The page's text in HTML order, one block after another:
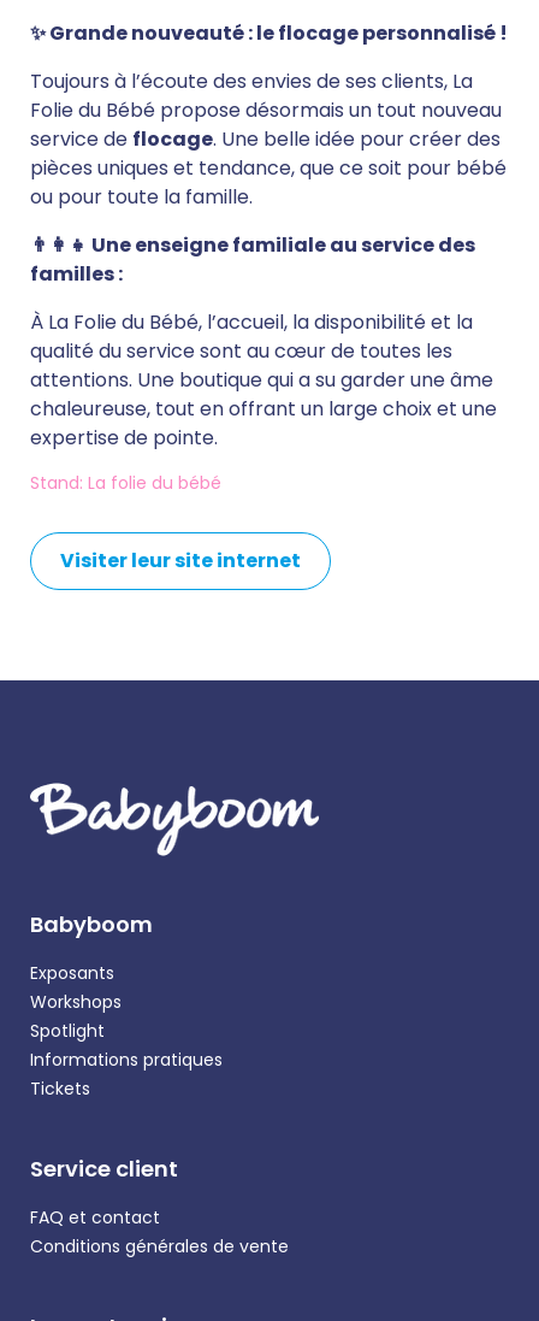
✨ Grande nouveauté : le flocage personnalisé !
Toujours à l’écoute des envies de ses clients, La
Folie du Bébé propose désormais un tout nouveau
service de flocage. Une belle idée pour créer des
pièces uniques et tendance, que ce soit pour bébé
ou pour toute la famille.
👨‍👩‍👧 Une enseigne familiale au service des
familles :
À La Folie du Bébé, l’accueil, la disponibilité et la
qualité du service sont au cœur de toutes les
attentions. Une boutique qui a su garder une âme
chaleureuse, tout en offrant un large choix et une
expertise de pointe.
Stand: La folie du bébé
Visiter leur site internet
Babyboom
Exposants
Workshops
Spotlight
Informations pratiques
Tickets
Service client
FAQ et contact
Conditions générales de vente